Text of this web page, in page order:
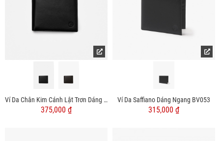
Ví Da Chân Kim Cánh Lật Trơn Dáng Ngang BV056
375,000 ₫
Ví Da Saffiano Dáng Ngang BV053
315,000 ₫